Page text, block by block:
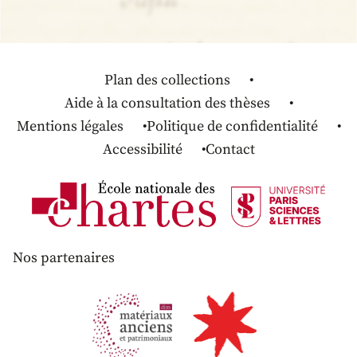
Plan des collections
Aide à la consultation des thèses
Mentions légales
Politique de confidentialité
Accessibilité
Contact
Nos partenaires